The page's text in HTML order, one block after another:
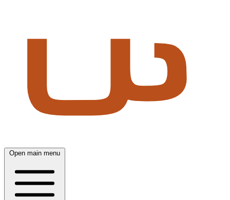
Open main menu